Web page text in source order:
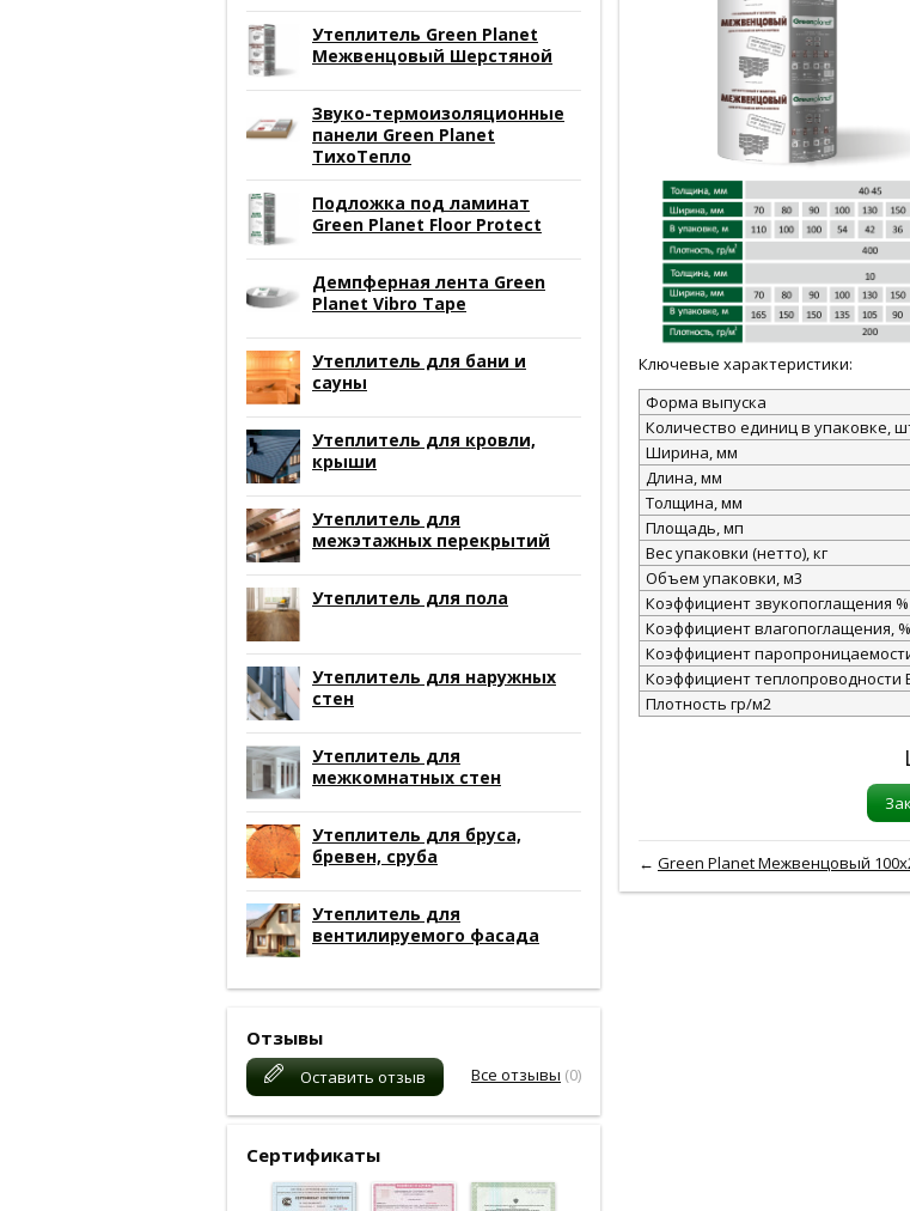
Утеплитель Green Planet
Межвенцовый Шерстяной
Звуко-термоизоляционные
панели Green Planet
ТихоТепло
Подложка под ламинат
Green Planet Floor Protect
Демпферная лента Green
Planet Vibro Tape
Утеплитель для бани и
сауны
Утеплитель для кровли,
крыши
Утеплитель для
межэтажных перекрытий
Утеплитель для пола
Утеплитель для наружных
стен
Утеплитель для
межкомнатных стен
Утеплитель для бруса,
бревен, сруба
Утеплитель для
вентилируемого фасада
Отзывы
Оставить отзыв Все отзывы (0)
Сертификаты
Ключевые характеристики:
Форма выпуска
Количество единиц в упаковке,
Ширина, мм
Длина, мм
Толщина, мм
Площадь, мп
Вес упаковки (нетто), кг
Объем упаковки, м3
Коэффициент звукопоглащения %
Коэффициент влагопоглащения, %
Коэффициент
Коэффициент теплопроводности
Плотность гр/м2
← Green Planet Межвенцовый